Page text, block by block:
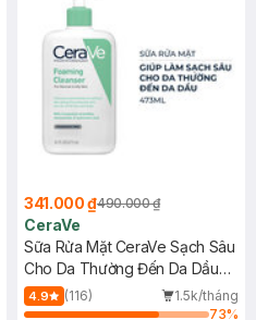
341.000 ₫490.000 ₫
CeraVe
Sữa Rửa Mặt CeraVe Sạch Sâu
Cho Da Thường Đến Da Dầu
473ml
4.9 (116)
1.5k/tháng
73%